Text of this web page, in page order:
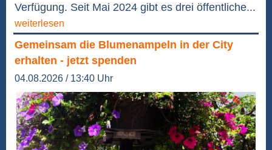
Verfügung. Seit Mai 2024 gibt es drei öffentliche...
weiterlesen
Gemeinsam die Blumenampeln in der City
erhalten - jetzt spenden
04.08.2026 / 13:40 Uhr